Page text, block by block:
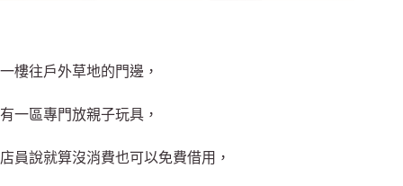
一樓往戶外草地的門邊，
有一區專門放親子玩具，
店員說就算沒消費也可以免費借用，